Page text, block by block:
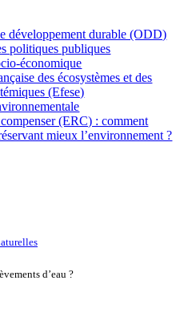
développement durable (ODD)
politiques publiques
économique
des écosystèmes et des
(Efese)
(ERC) : comment
mieux l’environnement ?
d’eau ?